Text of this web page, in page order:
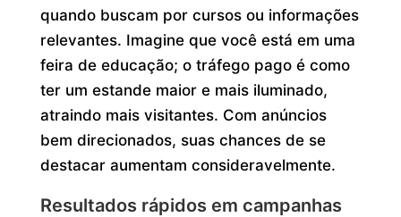
quando buscam por cursos ou informações
relevantes. Imagine que você está em uma
feira de educação; o tráfego pago é como
ter um estande maior e mais iluminado,
atraindo mais visitantes. Com anúncios
bem direcionados, suas chances de se
destacar aumentam consideravelmente.
Resultados rápidos em campanhas